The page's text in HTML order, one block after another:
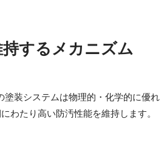
するメカニズム
塗装システムは物理的・化学的に優れ
わたり高い防汚性能を維持します。